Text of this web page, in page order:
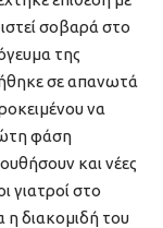
σοβαρά στο
της
σε απανωτά
να
φάση
και νέες
γιατροί στο
η διακομιδή του